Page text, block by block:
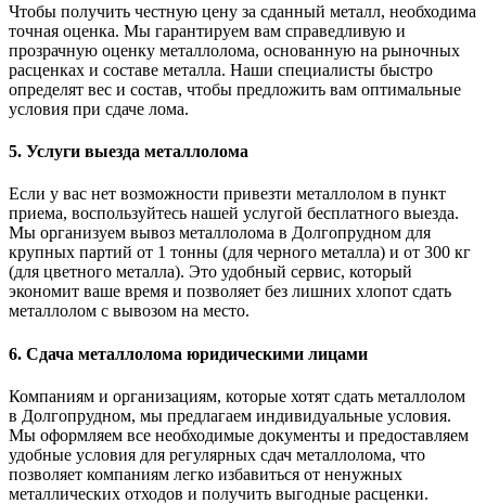
Чтобы получить честную цену за сданный металл, необходима
точная оценка. Мы гарантируем вам справедливую и
прозрачную оценку металлолома, основанную на рыночных
расценках и составе металла. Наши специалисты быстро
определят вес и состав, чтобы предложить вам оптимальные
условия при сдаче лома.
5. Услуги выезда металлолома
Если у вас нет возможности привезти металлолом в пункт
приема, воспользуйтесь нашей услугой бесплатного выезда.
Мы организуем вывоз металлолома в Долгопрудном для
крупных партий от 1 тонны (для черного металла) и от 300 кг
(для цветного металла). Это удобный сервис, который
экономит ваше время и позволяет без лишних хлопот сдать
металлолом с вывозом на место.
6. Сдача металлолома юридическими лицами
Компаниям и организациям, которые хотят сдать металлолом
в Долгопрудном, мы предлагаем индивидуальные условия.
Мы оформляем все необходимые документы и предоставляем
удобные условия для регулярных сдач металлолома, что
позволяет компаниям легко избавиться от ненужных
металлических отходов и получить выгодные расценки.